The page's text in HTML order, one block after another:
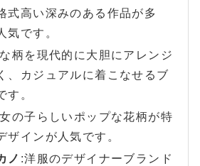
式高い深みのある作品が多
気です。
柄を現代的に大胆にアレンジ
、カジュアルに着こなせるブ
す。
の子らしいポップな花柄が特
ザインが人気です。
ノ :洋服のデザイナーブランド